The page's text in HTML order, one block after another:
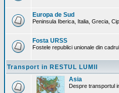
Europa de Sud
Peninsula Iberica, Italia, Grecia,
Fosta URSS
Fostele republici unionale din
Transport in RESTUL LUMII
Asia
Despre transportul